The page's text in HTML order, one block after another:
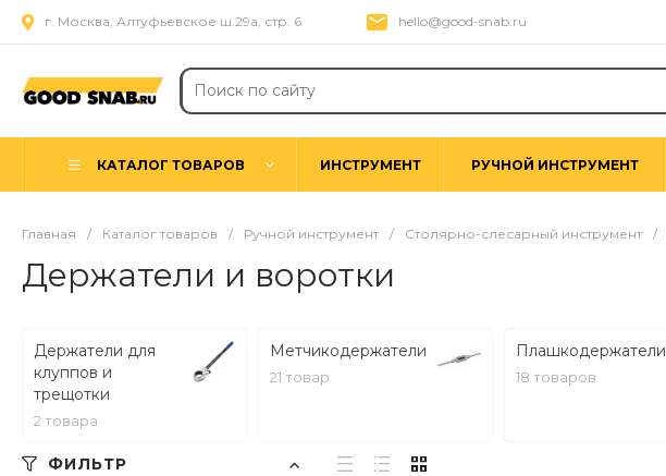
г. Москва, Алтуфьевское ш.29а, стр. 6 hello@good-snab.ru
КАТАЛОГ ТОВАРОВ ИНСТРУМЕНТ РУЧНОЙ ИНСТРУМЕНТ
Главная / Каталог товаров / Ручной инструмент / Столярно-слесарный инструмент /
Держатели и воротки
Держатели для
клуппов и
трещотки
2 товара
Метчикодержатели
21 товар
Плашкодержатели
18 товаров
ФИЛЬТР